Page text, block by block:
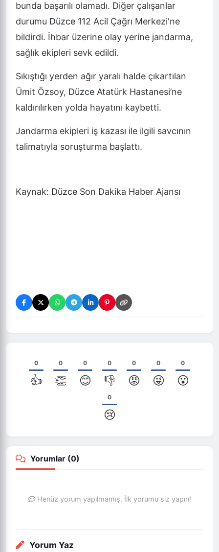
bunda başarılı olamadı. Diğer çalışanlar
durumu Düzce 112 Acil Çağrı Merkezi'ne
bildirdi. İhbar üzerine olay yerine jandarma,
sağlık ekipleri sevk edildi.
Sıkıştığı yerden ağır yaralı halde çıkartılan
Ümit Özsoy, Düzce Atatürk Hastanesi’ne
kaldırılırken yolda hayatını kaybetti.
Jandarma ekipleri iş kazası ile ilgili savcının
talimatıyla soruşturma başlattı.
Kaynak: Düzce Son Dakika Haber Ajansı
0
👍
0
👏
0
😊
0
👎
0
😡
0
😜
0
😮
0
😢
Yorumlar (0)
Henüz yorum yapılmamış. İlk yorumu siz yapın!
Yorum Yaz